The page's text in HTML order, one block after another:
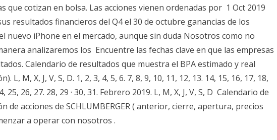
que cotizan en bolsa. Las acciones vienen ordenadas por 1 Oct 2019
resultados financieros del Q4 el 30 de octubre ganancias de los
nuevo iPhone en el mercado, aunque sin duda Nosotros como no
analizaremos los Encuentre las fechas clave en que las empresas
Calendario de resultados que muestra el BPA estimado y real
L, M, X, J, V, S, D. 1, 2, 3, 4, 5, 6. 7, 8, 9, 10, 11, 12, 13. 14, 15, 16, 17, 18,
25, 26, 27. 28, 29 · 30, 31. Febrero 2019. L, M, X, J, V, S, D Calendario de
de acciones de SCHLUMBERGER ( anterior, cierre, apertura, precios
a operar con nosotros .